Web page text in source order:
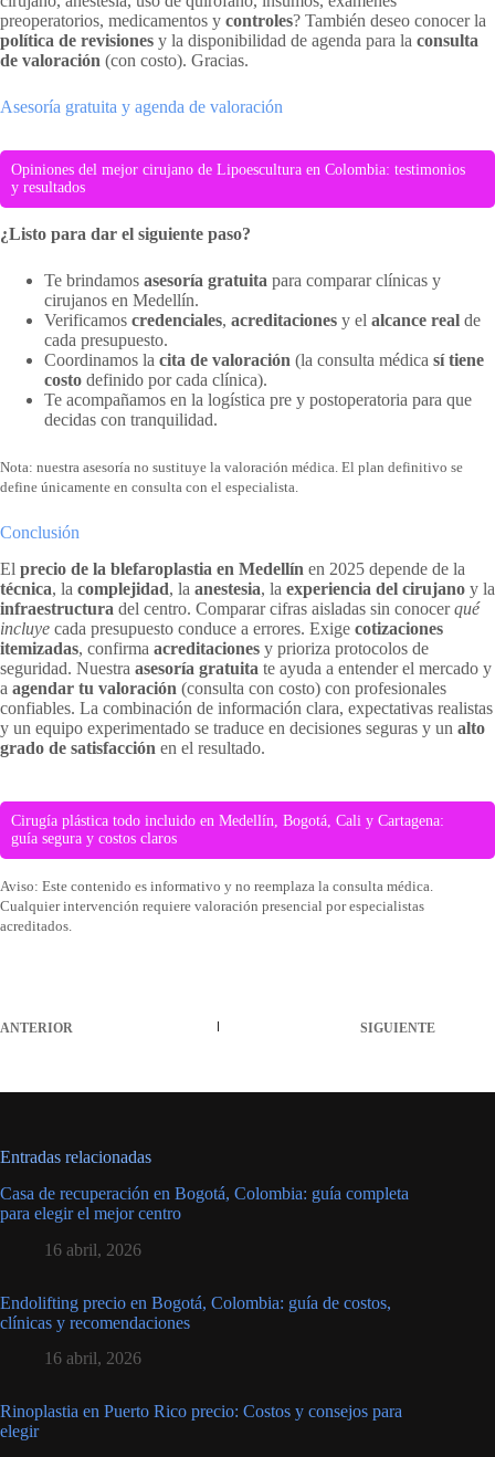
preoperatorios, medicamentos y controles? También deseo conocer la
política de revisiones y la disponibilidad de agenda para la consulta
de valoración (con costo). Gracias.
Asesoría gratuita y agenda de valoración
Opiniones del mejor cirujano de Lipoescultura en Colombia: testimonios
y resultados
¿Listo para dar el siguiente paso?
Te brindamos asesoría gratuita para comparar clínicas y
cirujanos en Medellín.
Verificamos credenciales, acreditaciones y el alcance real de
cada presupuesto.
Coordinamos la cita de valoración (la consulta médica sí tiene
costo definido por cada clínica).
Te acompañamos en la logística pre y postoperatoria para que
decidas con tranquilidad.
Nota: nuestra asesoría no sustituye la valoración médica. El plan definitivo se
define únicamente en consulta con el especialista.
Conclusión
El precio de la blefaroplastia en Medellín en 2025 depende de la
técnica, la complejidad, la anestesia, la experiencia del cirujano y la
infraestructura del centro. Comparar cifras aisladas sin conocerqué
incluye cada presupuesto conduce a errores. Exige cotizaciones
itemizadas, confirma acreditaciones y prioriza protocolos de
seguridad. Nuestra asesoría gratuita te ayuda a entender el mercado y
a agendar tu valoración (consulta con costo) con profesionales
confiables. La combinación de información clara, expectativas realistas
y un equipo experimentado se traduce en decisiones seguras y un alto
grado de satisfacción en el resultado.
Cirugía plástica todo incluido en Medellín, Bogotá, Cali y Cartagena:
guía segura y costos claros
Aviso: Este contenido es informativo y no reemplaza la consulta médica.
Cualquier intervención requiere valoración presencial por especialistas
acreditados.
ANTERIOR SIGUIENTE
Entradas relacionadas
Casa de recuperación en Bogotá, Colombia: guía completa
para elegir el mejor centro
16 abril, 2026
Endolifting precio en Bogotá, Colombia: guía de costos,
clínicas y recomendaciones
16 abril, 2026
Rinoplastia en Puerto Rico precio: Costos y consejos para
elegir